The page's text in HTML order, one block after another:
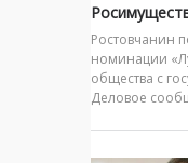
Ростовчанин
номинации
общества с
Деловое